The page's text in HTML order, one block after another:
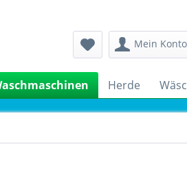
Mein Konto
Herde